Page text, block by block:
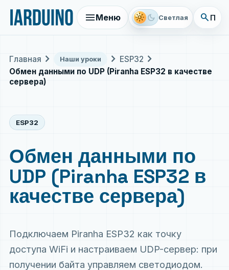
menuМеню light_mode dark_mode Светлая search
Главная chevron_right Наши уроки chevron_right ESP32 chevron_right
Обмен данными по UDP (Piranha ESP32 в качестве
сервера)
ESP32
Обмен данными по
UDP (Piranha ESP32 в
качестве сервера)
Подключаем Piranha ESP32 как точку
доступа WiFi и настраиваем UDP-сервер: при
получении байта управляем светодиодом.